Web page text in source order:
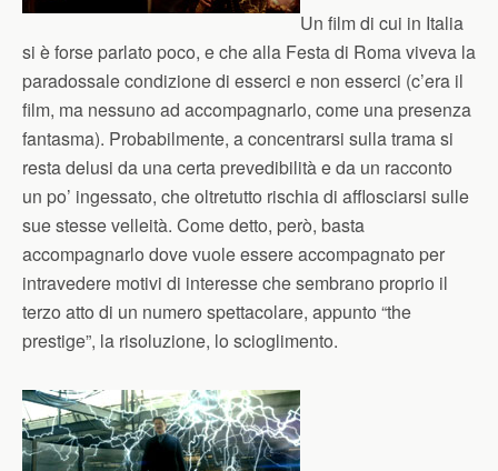
Un film di cui in Italia
si è forse parlato poco, e che alla Festa di Roma viveva la
paradossale condizione di esserci e non esserci (c’era il
film, ma nessuno ad accompagnarlo, come una presenza
fantasma). Probabilmente, a concentrarsi sulla trama si
resta delusi da una certa prevedibilità e da un racconto
un po’ ingessato, che oltretutto rischia di afflosciarsi sulle
sue stesse velleità. Come detto, però, basta
accompagnarlo dove vuole essere accompagnato per
intravedere motivi di interesse che sembrano proprio il
terzo atto di un numero spettacolare, appunto “the
prestige”, la risoluzione, lo scioglimento.